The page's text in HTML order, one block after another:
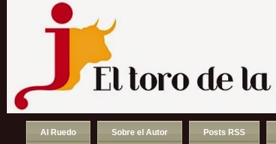
Al Ruedo Sobre el Autor Posts RSS